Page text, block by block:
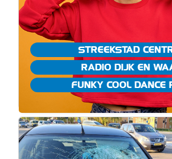
STREEKSTAD
RADIO DIJK EN
FUNKY COOL DANCE